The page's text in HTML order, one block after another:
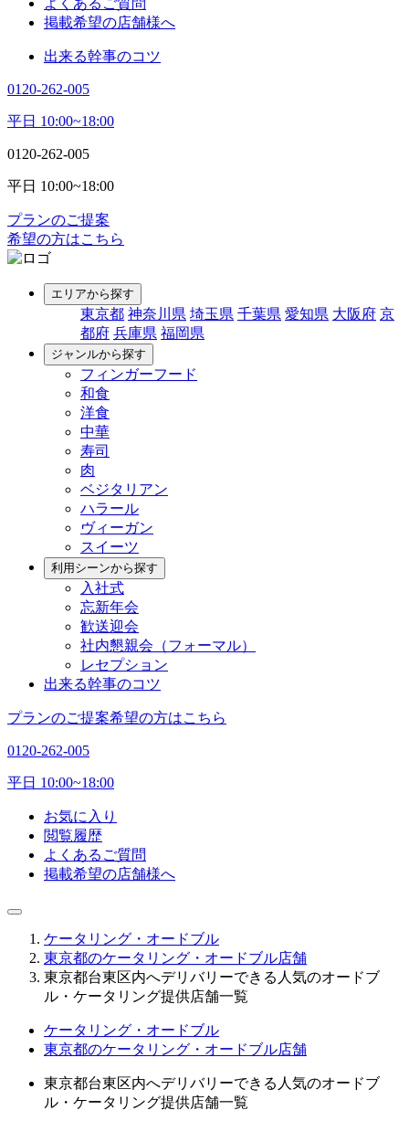
掲載希望の店舗様へ
出来る幹事のコツ
0120-262-005
平日 10:00~18:00
0120-262-005
平日 10:00~18:00
プランのご提案
希望の方はこちら
エリアから探す
東京都 神奈川県 埼玉県 千葉県 愛知県 大阪府 京
都府 兵庫県 福岡県
ジャンルから探す
フィンガーフード
和食
洋食
中華
寿司
肉
ベジタリアン
ハラール
ヴィーガン
スイーツ
利用シーンから探す
入社式
忘新年会
歓送迎会
社内懇親会（フォーマル）
レセプション
出来る幹事のコツ
プランのご提案希望の方はこちら
0120-262-005
平日 10:00~18:00
お気に入り
閲覧履歴
よくあるご質問
掲載希望の店舗様へ
ケータリング・オードブル
東京都のケータリング・オードブル店舗
東京都台東区内へデリバリーできる人気のオードブ
ル・ケータリング提供店舗一覧
ケータリング・オードブル
東京都のケータリング・オードブル店舗
東京都台東区内へデリバリーできる人気のオードブ
ル・ケータリング提供店舗一覧